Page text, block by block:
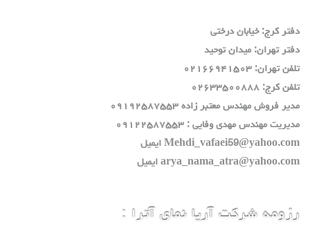
دفتر كرج: خيابان درختي
دفتر تهران: ميدان توحيد
تلفن تهران: ٠٢١٦٦٩٤١٥٠٣
تلفن كرج: ٠٢٦٣٣٥٠٠٨٨٨
مدير فروش مهندس معتبر زاده ٠٩١٩٢٥٨٧٥٥٣
مديريت مهندس مهدي وفايي : ٠٩١٢٢٥٨٧٥٥٣
Mehdi_vafaei59@yahoo.com ايميل
arya_nama_atra@yahoo.com ايميل
رزومه شرکت آریا نمای آترا :